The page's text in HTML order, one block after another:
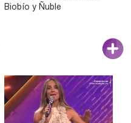
Biobío y Ñuble